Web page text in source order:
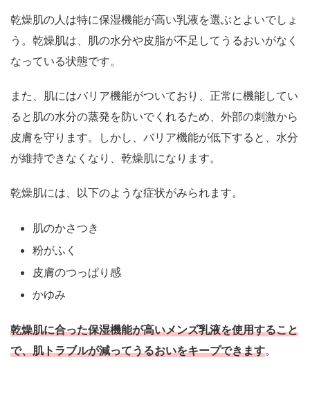
乾燥肌の人は特に保湿機能が高い乳液を選ぶとよいでしょ
う。乾燥肌は、肌の水分や皮脂が不足してうるおいがなく
なっている状態です。
また、肌にはバリア機能がついており、正常に機能してい
ると肌の水分の蒸発を防いでくれるため、外部の刺激から
皮膚を守ります。しかし、バリア機能が低下すると、水分
が維持できなくなり、乾燥肌になります。
乾燥肌には、以下のような症状がみられます。
肌のかさつき
粉がふく
皮膚のつっぱり感
かゆみ
乾燥肌に合った保湿機能が高いメンズ乳液を使用すること
で、肌トラブルが減ってうるおいをキープできます。